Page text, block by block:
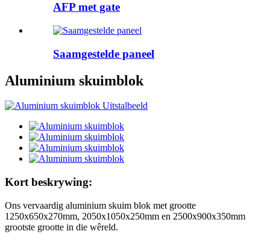
AFP met gate
Saamgestelde paneel
Aluminium skuimblok
Kort beskrywing:
Ons vervaardig aluminium skuim blok met grootte
1250x650x270mm, 2050x1050x250mm en 2500x900x350mm
grootste grootte in die wêreld.